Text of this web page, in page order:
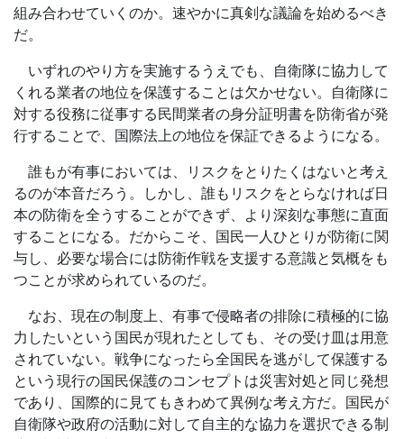
組み合わせていくのか。速やかに真剣な議論を始めるべき
だ。
いずれのやり方を実施するうえでも、自衛隊に協力して
くれる業者の地位を保護することは欠かせない。自衛隊に
対する役務に従事する民間業者の身分証明書を防衛省が発
行することで、国際法上の地位を保証できるようになる。
誰もが有事においては、リスクをとりたくはないと考え
るのが本音だろう。しかし、誰もリスクをとらなければ日
本の防衛を全うすることができず、より深刻な事態に直面
することになる。だからこそ、国民一人ひとりが防衛に関
与し、必要な場合には防衛作戦を支援する意識と気概をも
つことが求められているのだ。
なお、現在の制度上、有事で侵略者の排除に積極的に協
力したいという国民が現れたとしても、その受け皿は用意
されていない。戦争になったら全国民を逃がして保護する
という現行の国民保護のコンセプトは災害対処と同じ発想
であり、国際的に見てもきわめて異例な考え方だ。国民が
自衛隊や政府の活動に対して自主的な協力を選択できる制